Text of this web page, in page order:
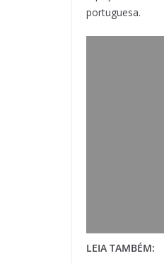
portuguesa.
LEIA TAMBÉM: